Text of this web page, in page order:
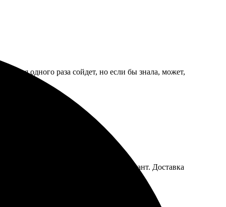
Для одного раза сойдет, но если бы знала, может,
удалось подобрать идеальный вариант. Доставка
решения для интерьера!